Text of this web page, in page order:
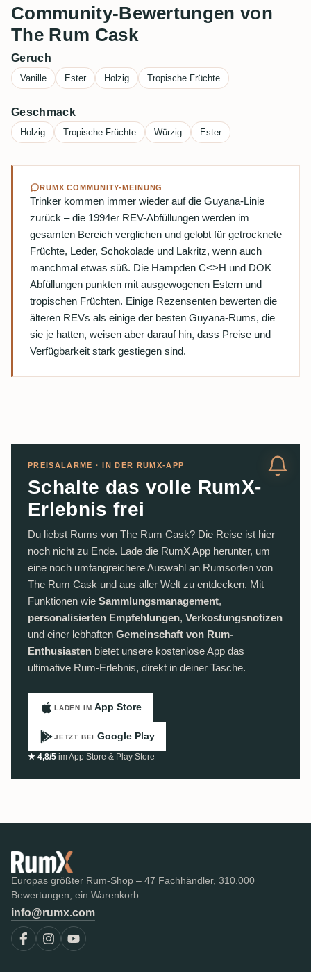
Community-Bewertungen von
The Rum Cask
Geruch
Vanille Ester Holzig Tropische Früchte
Geschmack
Holzig Tropische Früchte Würzig Ester
RUMX COMMUNITY-MEINUNG
Trinker kommen immer wieder auf die Guyana-Linie
zurück – die 1994er REV-Abfüllungen werden im
gesamten Bereich verglichen und gelobt für getrocknete
Früchte, Leder, Schokolade und Lakritz, wenn auch
manchmal etwas süß. Die Hampden C<>H und DOK
Abfüllungen punkten mit ausgewogenen Estern und
tropischen Früchten. Einige Rezensenten bewerten die
älteren REVs als einige der besten Guyana-Rums, die
sie je hatten, weisen aber darauf hin, dass Preise und
Verfügbarkeit stark gestiegen sind.
PREISALARME · IN DER RUMX-APP
Schalte das volle RumX-
Erlebnis frei
Du liebst Rums von The Rum Cask? Die Reise ist hier
noch nicht zu Ende. Lade die RumX App herunter, um
eine noch umfangreichere Auswahl an Rumsorten von
The Rum Cask und aus aller Welt zu entdecken. Mit
Funktionen wie Sammlungsmanagement,
personalisierten Empfehlungen, Verkostungsnotizen
und einer lebhaften Gemeinschaft von Rum-
Enthusiasten bietet unsere kostenlose App das
ultimative Rum-Erlebnis, direkt in deiner Tasche.
LADEN IM App Store
JETZT BEI Google Play
★ 4,8/5 im App Store & Play Store
Europas größter Rum-Shop – 47 Fachhändler, 310.000
Bewertungen, ein Warenkorb.
info@rumx.com